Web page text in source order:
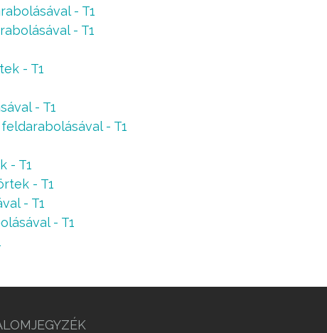
- T1
- T1
- T1
- T1
- T1
- T1
- T1
- T1
- T1